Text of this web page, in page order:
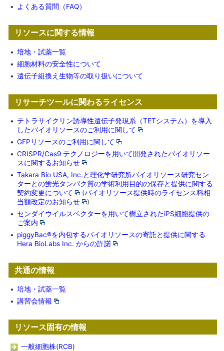
•
よくある質問（FAQ）
リソースに関する情報
• 培地・試薬一覧
• 細胞材料の安全性について
• 遺伝子組換え生物等の取り扱いについて
リサーチツールに関わるライセンス
• テトラサイクリン誘導性遺伝子発現系（TETシステム）を導入
したバイオリソースのご利用に関して
• GFPリソースのご利用に関して
• CRISPR/Cas9 テクノロジーを用いて開発されたバイオリソー
スに関するお知らせ
• Takara Bio USA, Inc.と理化学研究所バイオリソース研究セン
ターとの蛍光タンパク質の学術利用目的の保存と提供に関する
契約変更について
(バイオリソース提供時のライセンス料相
当額改定のお知らせ
)
• センダイウイルスベクターを用いて樹立されたiPS細胞提供の
ご案内
• piggyBac®を内包するバイオリソースの寄託と提供に関する
Hera BioLabs Inc. からの許諾
共通の情報
• 培地・試薬一覧
• 講習会情報
リソース固有の情報
一般細胞株(RCB)